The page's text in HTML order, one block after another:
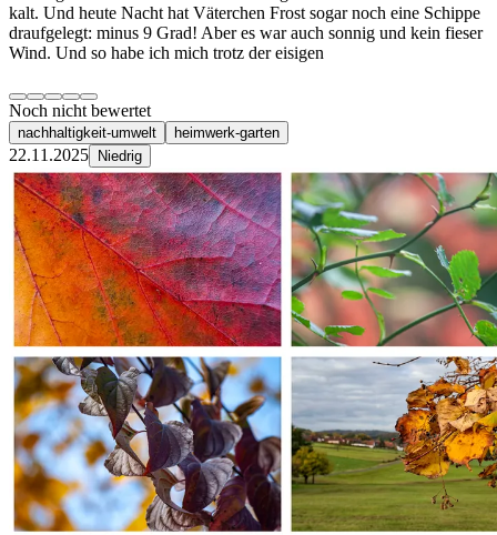
kalt. Und heute Nacht hat Väterchen Frost sogar noch eine Schippe
draufgelegt: minus 9 Grad! Aber es war auch sonnig und kein fieser
Wind. Und so habe ich mich trotz der eisigen
Noch nicht bewertet
nachhaltigkeit-umwelt heimwerk-garten
22.11.2025 Niedrig